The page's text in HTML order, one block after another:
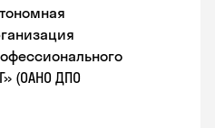
(ОАНО ДПО